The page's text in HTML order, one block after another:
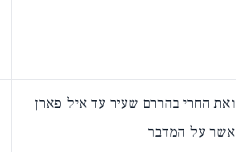
ואת החרי בהררם שעיר עד איל פארן
אשר על המדבר